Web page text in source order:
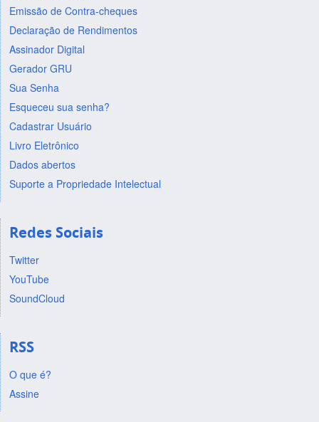
Emissão de Contra-cheques
Declaração de Rendimentos
Assinador Digital
Gerador GRU
Sua Senha
Esqueceu sua senha?
Cadastrar Usuário
Livro Eletrônico
Dados abertos
Suporte a Propriedade Intelectual
Redes Sociais
Twitter
YouTube
SoundCloud
RSS
O que é?
Assine